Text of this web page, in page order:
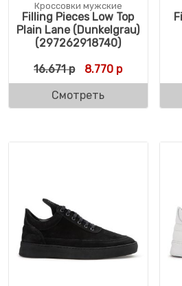
Кроссовки мужские
Filling Pieces Low Top
Plain Lane (Dunkelgrau)
(297262918740)
16.671р Первоначальная
8.770 рТекущая
Смотреть